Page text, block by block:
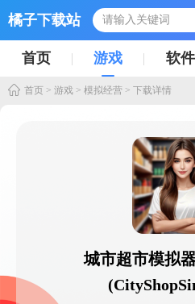
橘子下载站
首页 游戏 软件
首页 > 游戏 > 模拟经营 > 下载详情
城市超市模拟